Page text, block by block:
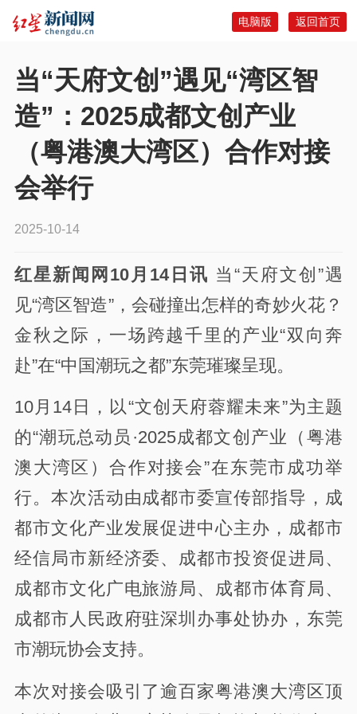
返回首页
电脑版
当“天府文创”遇见“湾区智
造”：2025成都文创产业
（粤港澳大湾区）合作对接
会举行
2025-10-14
红星新闻网10月14日讯 当“天府文创”遇
见“湾区智造”，会碰撞出怎样的奇妙火花？
金秋之际，一场跨越千里的产业“双向奔
赴”在“中国潮玩之都”东莞璀璨呈现。
10月14日，以“文创天府蓉耀未来”为主题
的“潮玩总动员·2025成都文创产业（粤港
澳大湾区）合作对接会”在东莞市成功举
行。本次活动由成都市委宣传部指导，成
都市文化产业发展促进中心主办，成都市
经信局市新经济委、成都市投资促进局、
成都市文化广电旅游局、成都市体育局、
成都市人民政府驻深圳办事处协办，东莞
市潮玩协会支持。
本次对接会吸引了逾百家粤港澳大湾区顶